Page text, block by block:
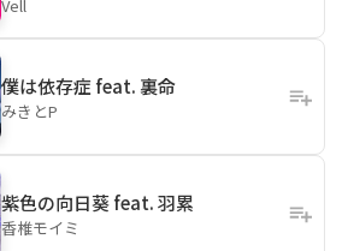
Vell
僕は依存症 feat. 裏命
みきとP
紫色の向日葵 feat. 羽累
香椎モイミ